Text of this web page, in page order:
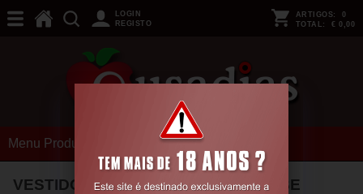
LOGIN
REGISTO
ARTIGOS: 0
TOTAL: € 0,00
Menu Produtos
VESTIDO EYE-CATCHER PENTHOUSE